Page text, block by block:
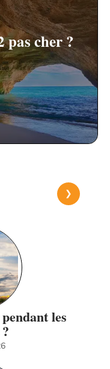
pas cher ?
les